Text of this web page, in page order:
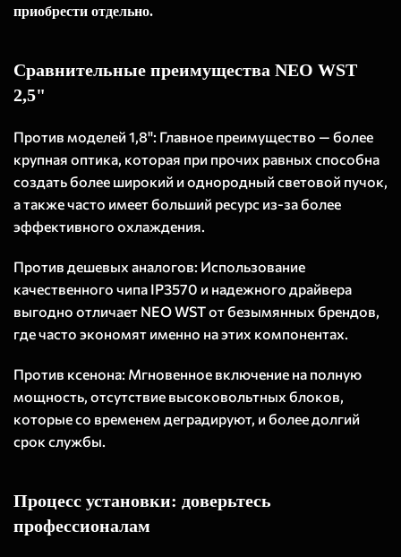
приобрести отдельно.
Сравнительные преимущества NEO WST
2,5"
Против моделей 1,8": Главное преимущество — более
крупная оптика, которая при прочих равных способна
создать более широкий и однородный световой пучок,
а также часто имеет больший ресурс из-за более
эффективного охлаждения.
Против дешевых аналогов: Использование
качественного чипа IP3570 и надежного драйвера
выгодно отличает NEO WST от безымянных брендов,
где часто экономят именно на этих компонентах.
Против ксенона: Мгновенное включение на полную
мощность, отсутствие высоковольтных блоков,
которые со временем деградируют, и более долгий
срок службы.
Процесс установки: доверьтесь
профессионалам